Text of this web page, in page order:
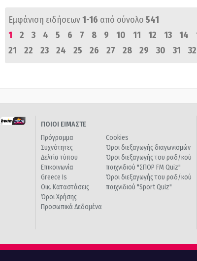
Εμφάνιση ειδήσεων1-16 από σύνολο 541
1
2 3 4 5 6 7 8 9 10 11 12 13 14
21
22 23 24 25 26 27 28 29 30 31 32
ΠΟΙΟΙ ΕΙΜΑΣΤΕ
Πρόγραμμα
Συχνότητες
Δελτία τύπου
Επικοινωνία
Greece Is
Οικ. Καταστάσεις
Όροι Χρήσης
Προσωπικά Δεδομένα
Cookies
Όροι διεξαγωγής διαγωνισμών
Όροι διεξαγωγής του ραδ/κού
παιχνιδιού "ΣΠΟΡ FM Quiz"
Όροι διεξαγωγής του ραδ/κού
παιχνιδιού "Sport Quiz"